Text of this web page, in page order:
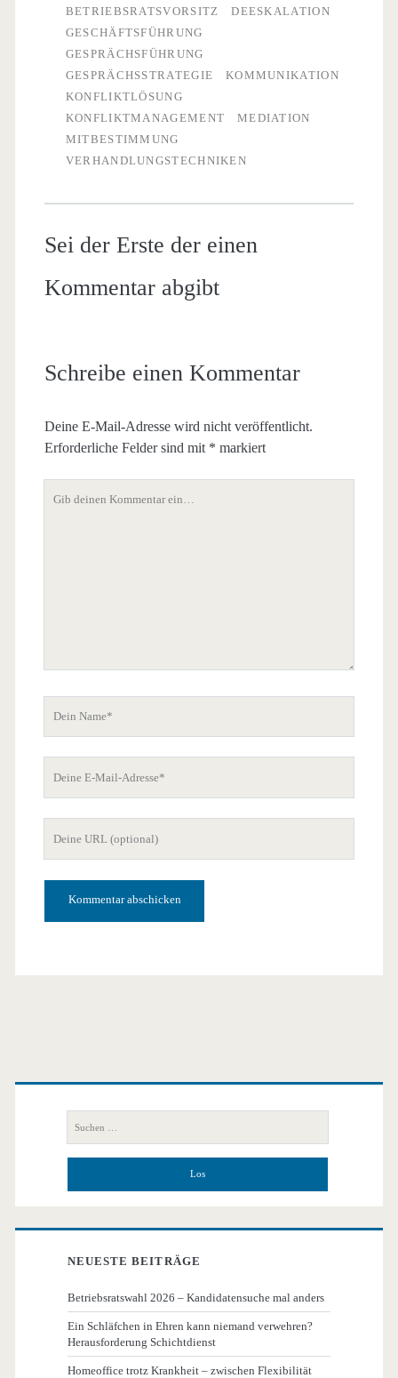
BETRIEBSRATSVORSITZ
DEESKALATION
GESCHÄFTSFÜHRUNG
GESPRÄCHSFÜHRUNG
GESPRÄCHSSTRATEGIE
KOMMUNIKATION
KONFLIKTLÖSUNG
KONFLIKTMANAGEMENT
MEDIATION
MITBESTIMMUNG
VERHANDLUNGSTECHNIKEN
Sei der Erste der einen
Kommentar abgibt
Schreibe einen Kommentar
Deine E-Mail-Adresse wird nicht veröffentlicht.
Erforderliche Felder sind mit * markiert
Adresse
Primäre
Seitenleiste
nach:
NEUESTE BEITRÄGE
Betriebsratswahl 2026 – Kandidatensuche mal anders
Ein Schläfchen in Ehren kann niemand verwehren?
Herausforderung Schichtdienst
Homeoffice trotz Krankheit – zwischen Flexibilität